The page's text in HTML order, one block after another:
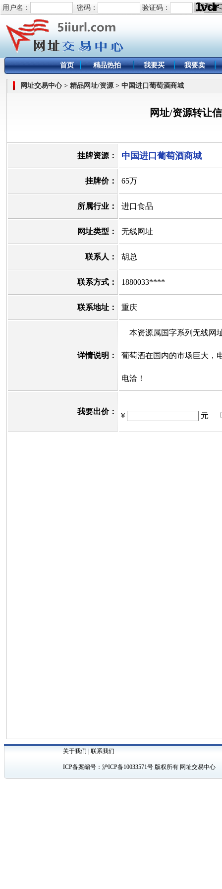
用户名： 密码： 验证码：
首页 精品热拍 我要买 我要卖
网址交易中心 > 精品网址/资源 > 中国进口葡萄酒商城
网址/资源转让
挂牌资源： 中国进口葡萄酒商城
挂牌价： 65万
所属行业： 进口食品
网址类型： 无线网址
联系人： 胡总
联系方式： 1880033****
联系地址： 重庆
详情说明：
本资源属国字系列无线网
葡萄酒在国内的市场巨大，
电洽！
我要出价： ￥ 元
关于我们 |联系我们
ICP备案编号：沪ICP备10033571号 版权所有 网址交易中心